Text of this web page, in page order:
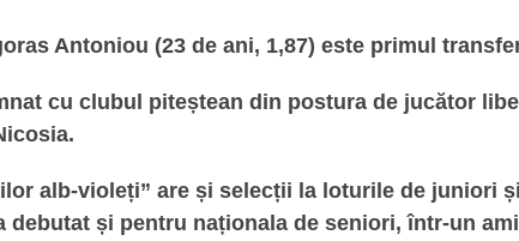
Antoniou (23 de ani, 1,87) este primul
cu clubul piteștean din postura de jucător
alb-violeți” are și selecții la loturile de juniori
debutat și pentru naționala de seniori, într-un